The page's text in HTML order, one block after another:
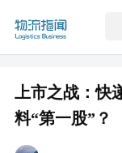
上市之战：快
料“第一股”？